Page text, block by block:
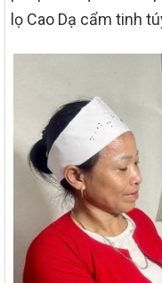
lọ Cao Dạ cẩm tinh